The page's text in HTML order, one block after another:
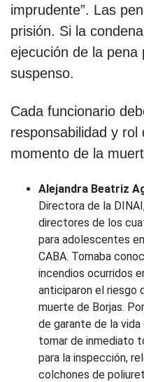
imprudente”. Las
prisión. Si la
ejecución de la pena
suspenso.
Cada funcionario
responsabilidad y rol
momento de la
Alejandra Beatriz
Directora de la
directores de los
para adolescentes
CABA. Tomaba
incendios ocurridos
anticiparon el riesgo
muerte de Borjas.
de garante de la
tomar de inmediato
para la inspección,
colchones de